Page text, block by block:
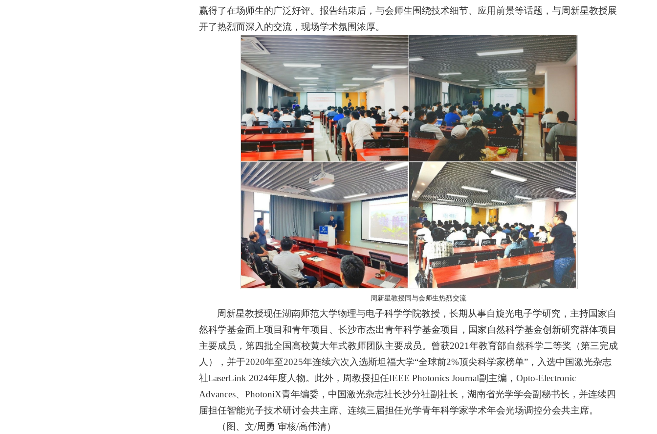
赢得了在场师生的广泛好评。报告结束后，与会师生围绕技术细节、应用前景等话题，与周新星教授展
开了热烈而深入的交流，现场学术氛围浓厚。
周新星教授同与会师生热烈交流
周新星教授现任湖南师范大学物理与电子科学学院教授，长期从事自旋光电子学研究，主持国家自
然科学基金面上项目和青年项目、长沙市杰出青年科学基金项目，国家自然科学基金创新研究群体项目
主要成员，第四批全国高校黄大年式教师团队主要成员。曾获2021年教育部自然科学二等奖（第三完成
人），并于2020年至2025年连续六次入选斯坦福大学“全球前2%顶尖科学家榜单”，入选中国激光杂志
社LaserLink 2024年度人物。此外，周教授担任IEEE Photonics Journal副主编，Opto-Electronic
Advances、PhotoniX青年编委，中国激光杂志社长沙分社副社长，湖南省光学学会副秘书长，并连续四
届担任智能光子技术研讨会共主席、连续三届担任光学青年科学家学术年会光场调控分会共主席。
（图、文/周勇 审核/高伟清）